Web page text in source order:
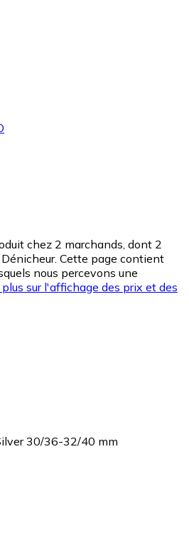
chez 2 marchands, dont 2
Cette page contient
nous percevons une
sur l'affichage des prix et des
30/36-32/40 mm